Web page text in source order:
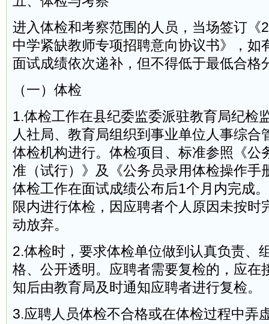
进入体检和考察范围的人员，当场签订《
中学紧缺教师专项招聘意向协议书》，如
面试成绩依次递补，但不得低于最低合格
（一）体检
1.体检工作在县纪委监委派驻教育局纪检
人社局、教育局组织到事业单位人事综合
体检机构进行。体检项目、标准参照《公
准（试行）》及《公务员录用体检操作手
体检工作在面试成绩公布后1个月内完成
限内进行体检，因应聘者个人原因未按时
动放弃。
2.体检时，要求体检单位做到认真负责、
格、公开透明。应聘者需要复检的，应在
知后由教育局及时通知应聘者进行复检。
3.应聘人员体检不合格或在体检过程中弄